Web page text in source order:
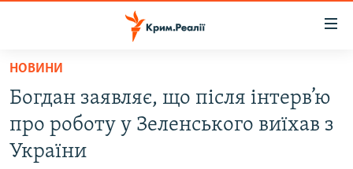
Перейти
основного
матеріалу
Перейти
до
ВОДА.КРИМ
ВІДЕО ТА ФОТО
НОВИНИ
Богдан заявляє, що після інтерв’ю
про роботу у Зеленського виїхав з
України